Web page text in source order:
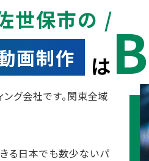
世保市の
画制作 は
グ会社です。関東全域
る日本でも数少ないパ